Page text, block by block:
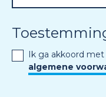
Ik ga akkoord met
algemene